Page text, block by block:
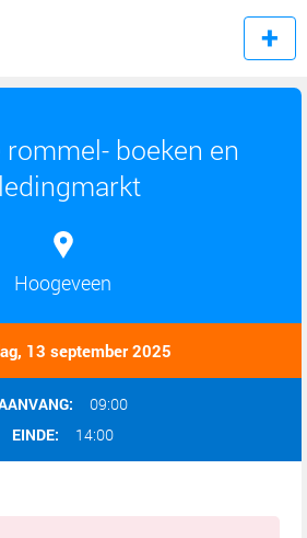
rommel- boeken en
Hoogeveen
13 september 2025
09:00
EINDE:
14:00